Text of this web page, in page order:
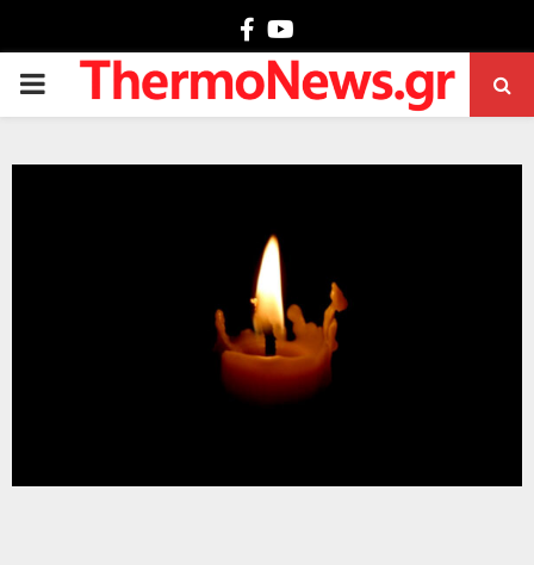
Facebook
PRIMARY